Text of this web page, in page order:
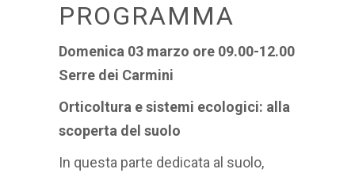
PROGRAMMA
Domenica 03 marzo ore 09.00-12.00
Serre dei Carmini
Orticoltura e sistemi ecologici: alla
scoperta del suolo
In questa parte dedicata al suolo,